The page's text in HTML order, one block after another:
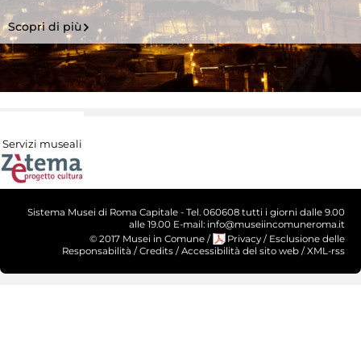
Scopri di più
Servizi museali
Sistema Musei di Roma Capitale - Tel. 060608 tutti i giorni dalle 9.00
alle 19.00 E-mail: info@museiincomuneroma.it
© 2017 Musei in Comune / Privacy / Esclusione delle
Responsabilità / Credits / Accessibilità del sito web / XML-rss